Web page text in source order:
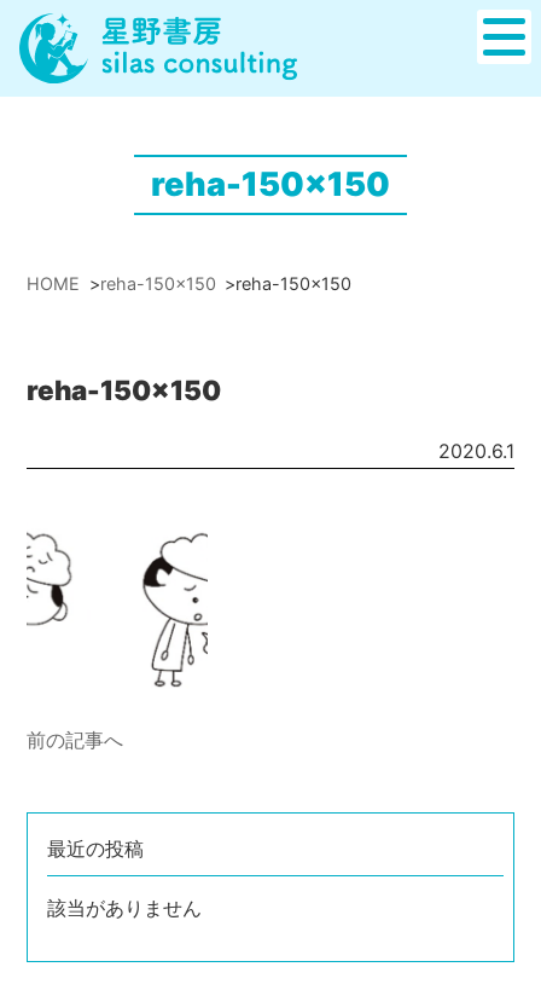
reha-150x150
HOME >reha-150x150 >reha-150x150
reha-150x150
2020.6.1
前の記事へ
最近の投稿
該当がありません